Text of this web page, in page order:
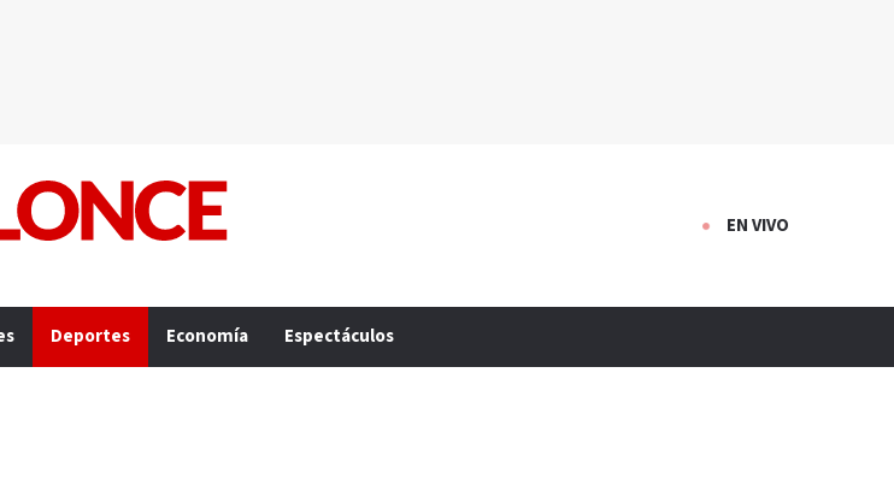
EN VIVO
Deportes Economía Espectáculos